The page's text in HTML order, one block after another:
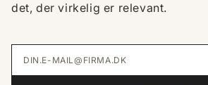
det, der virkelig er relevant.